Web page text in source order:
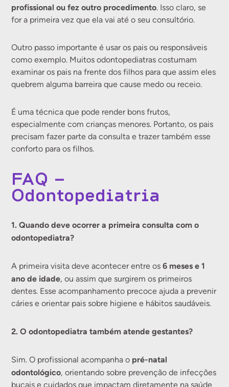
profissional ou fez outro procedimento. Isso claro, se
for a primeira vez que ela vai até o seu consultório.
Outro passo importante é usar os pais ou responsáveis
como exemplo. Muitos odontopediatras costumam
examinar os pais na frente dos filhos para que assim eles
quebrem alguma barreira que cause medo ou receio.
É uma técnica que pode render bons frutos,
especialmente com crianças menores. Portanto, os pais
precisam fazer parte da consulta e trazer também esse
conforto para os filhos.
FAQ –
Odontopediatria
1. Quando deve ocorrer a primeira consulta com o
odontopediatra?
A primeira visita deve acontecer entre os6 meses e 1
ano de idade, ou assim que surgirem os primeiros
dentes. Esse acompanhamento precoce ajuda a prevenir
cáries e orientar pais sobre higiene e hábitos saudáveis.
2. O odontopediatra também atende gestantes?
Sim. O profissional acompanha o pré-natal
odontológico, orientando sobre prevenção de infecções
bucais e cuidados que impactam diretamente na saúde